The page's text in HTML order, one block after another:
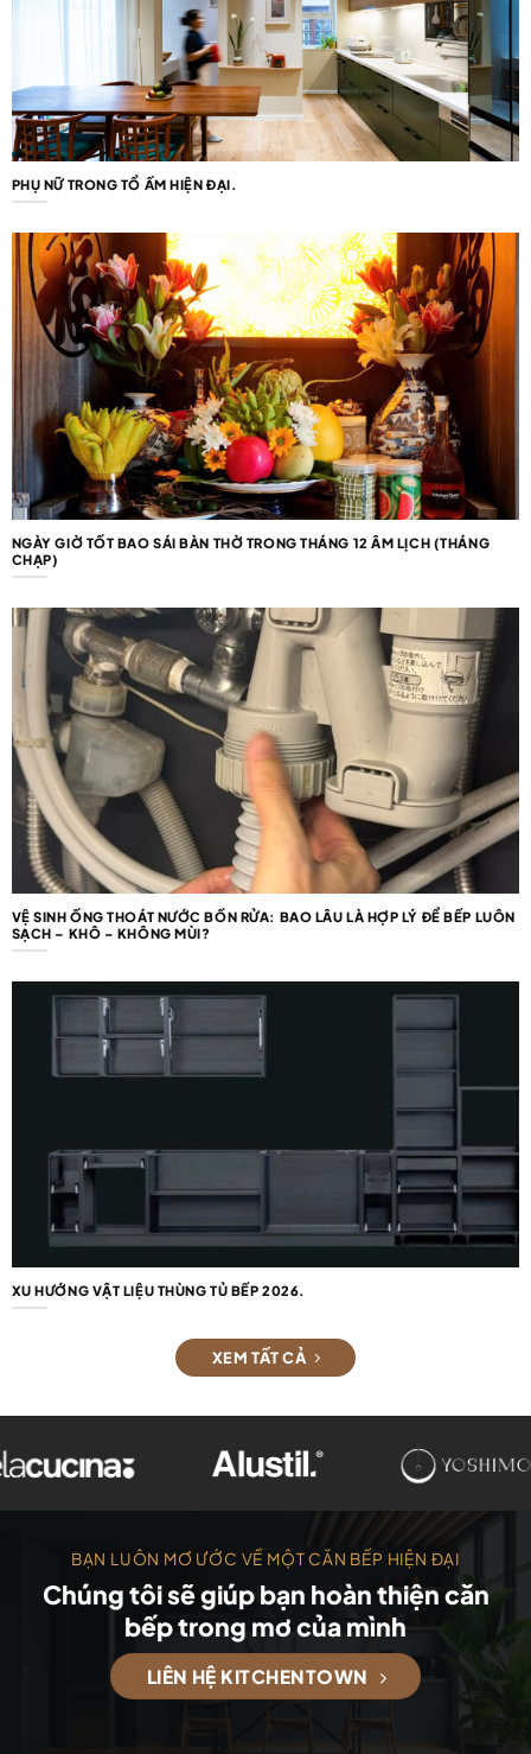
PHỤ NỮ TRONG TỔ ẤM HIỆN ĐẠI.
NGÀY GIỜ TỐT BAO SÁI BÀN THỜ TRONG THÁNG 12 ÂM LỊCH (THÁNG
CHẠP)
VỆ SINH ỐNG THOÁT NƯỚC BỒN RỬA: BAO LÂU LÀ HỢP LÝ ĐỂ BẾP LUÔN
SẠCH – KHÔ – KHÔNG MÙI?
XU HƯỚNG VẬT LIỆU THÙNG TỦ BẾP 2026.
XEM TẤT CẢ
BẠN LUÔN MƠ ƯỚC VỀ MỘT CĂN BẾP HIỆN ĐẠI
Chúng tôi sẽ giúp bạn hoàn thiện căn
bếp trong mơ của mình
LIÊN HỆ KITCHENTOWN